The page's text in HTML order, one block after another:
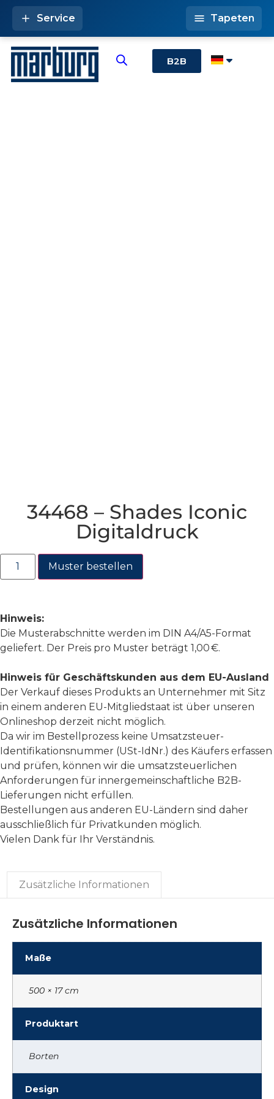
B2B
Service Tapeten
34468 – Shades Iconic
Digitaldruck
Muster bestellen
Hinweis:
Die Musterabschnitte werden im DIN A4/A5-Format
geliefert. Der Preis pro Muster beträgt 1,00 €.
Hinweis für Geschäftskunden aus dem EU-Ausland
Der Verkauf dieses Produkts an Unternehmer mit Sitz
in einem anderen EU-Mitgliedstaat ist über unseren
Onlineshop derzeit nicht möglich.
Da wir im Bestellprozess keine Umsatzsteuer-
Identifikationsnummer (USt-IdNr.) des Käufers erfassen
und prüfen, können wir die umsatzsteuerlichen
Anforderungen für innergemeinschaftliche B2B-
Lieferungen nicht erfüllen.
Bestellungen aus anderen EU-Ländern sind daher
ausschließlich für Privatkunden möglich.
Vielen Dank für Ihr Verständnis.
Zusätzliche Informationen
Zusätzliche Informationen
Maße
500 × 17 cm
Produktart
Borten
Design